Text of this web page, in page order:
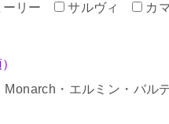
リー
サルヴィ カ
・エルミン・バル